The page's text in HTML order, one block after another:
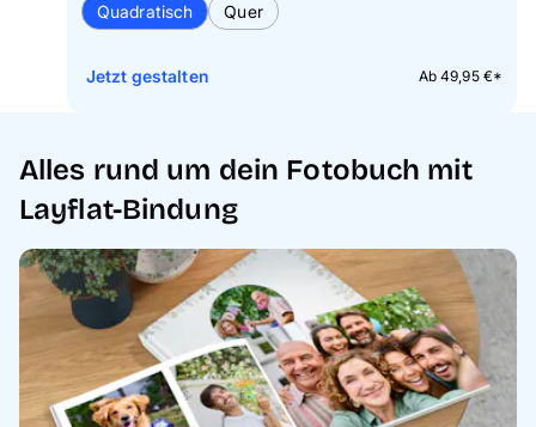
Quadratisch Quer
Ab 49,95 €*
Jetzt gestalten
Alles rund um dein Fotobuch mit
Layflat-Bindung